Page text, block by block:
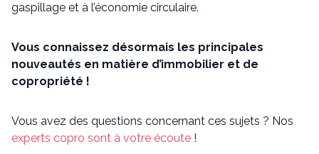
gaspillage et à l’économie circulaire.
Vous connaissez désormais les principales
nouveautés en matière d’immobilier et de
copropriété !
Vous avez des questions concernant ces sujets ? Nos
experts copro sont à votre écoute !